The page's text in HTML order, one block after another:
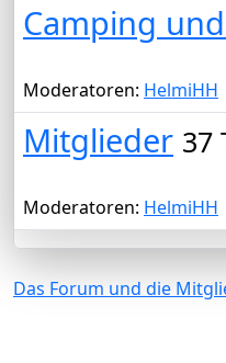
Camping
Moderatoren: HelmiHH
Mitglieder 37
Moderatoren: HelmiHH
Das Forum und die